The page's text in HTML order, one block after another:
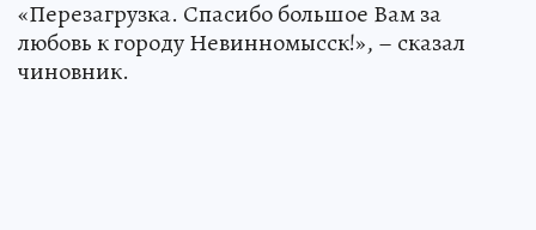
«Перезагрузка. Спасибо большое Вам за
любовь к городу Невинномысск!», – сказал
чиновник.